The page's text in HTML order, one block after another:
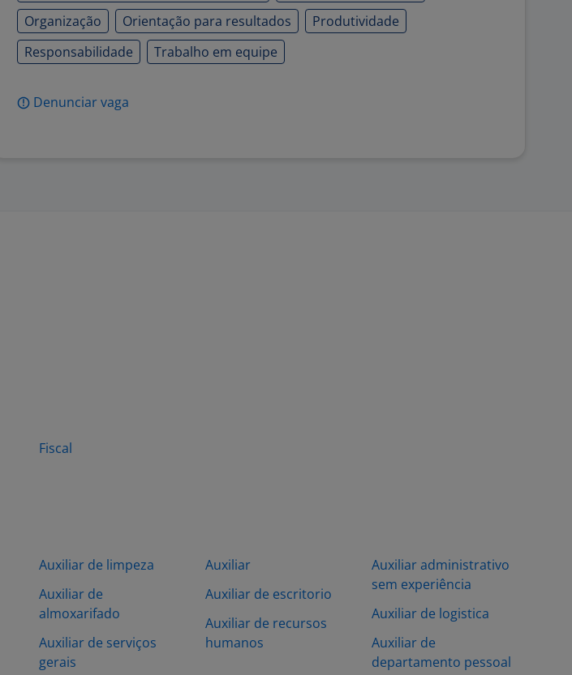
Organização
Orientação para resultados
Produtividade
Responsabilidade
Trabalho em equipe
Denunciar vaga
Fiscal
Auxiliar de limpeza
Auxiliar de
almoxarifado
Auxiliar de serviços
gerais
Auxiliar
Auxiliar de escritorio
Auxiliar de recursos
humanos
Auxiliar administrativo
sem experiência
Auxiliar de logistica
Auxiliar de
departamento pessoal